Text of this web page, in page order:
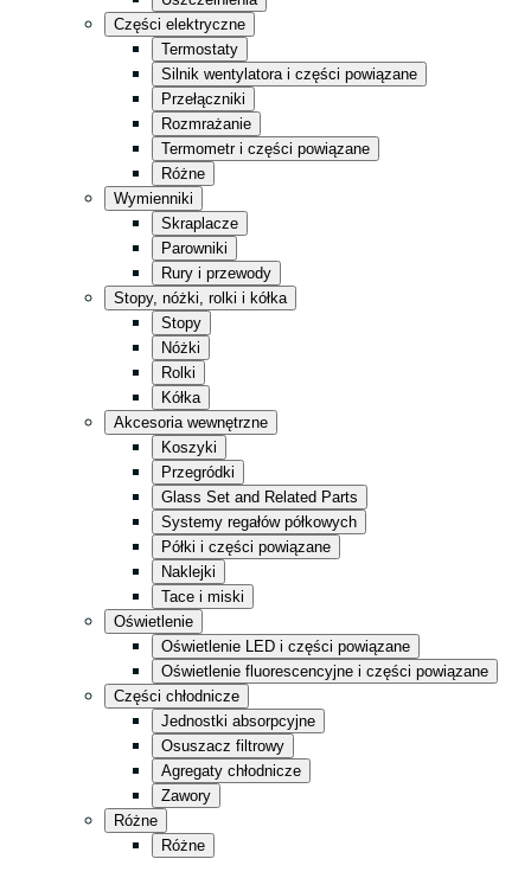
Sklep ogólnospożywczy
Sprzedaż detaliczna
Całość w czerni
Kuchnia
Magazyn
Fast Food
Części elektryczne
Termostaty
Silnik wentylatora i części powiązane
Przełączniki
Rozmrażanie
Termometr i części powiązane
Różne
Wymienniki
Skraplacze
Parowniki
Rury i przewody
Stopy, nóżki, rolki i kółka
Stopy
Nóżki
Rolki
Kółka
Akcesoria wewnętrzne
Koszyki
Przegródki
Glass Set and Related Parts
Systemy regałów półkowych
Półki i części powiązane
Naklejki
Tace i miski
Oświetlenie
Oświetlenie LED i części powiązane
Oświetlenie fluorescencyjne i części powiązane
Części chłodnicze
Jednostki absorpcyjne
Osuszacz filtrowy
Agregaty chłodnicze
Zawory
Różne
Różne